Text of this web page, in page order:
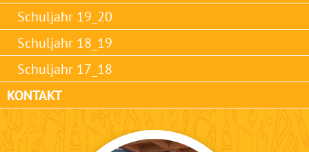
Schuljahr 19_20
Schuljahr 18_19
Schuljahr 17_18
KONTAKT